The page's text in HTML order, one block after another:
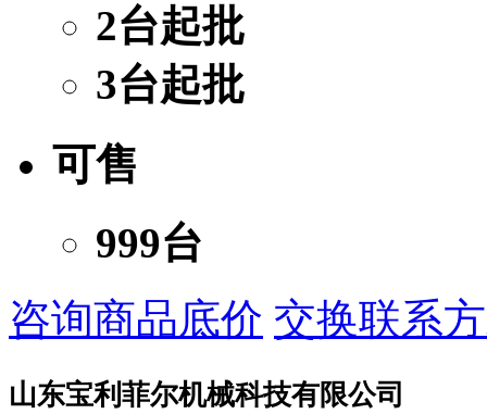
2台起批
3台起批
可售
999台
咨询商品底价 交换联系
山东宝利菲尔机械科技有限公司